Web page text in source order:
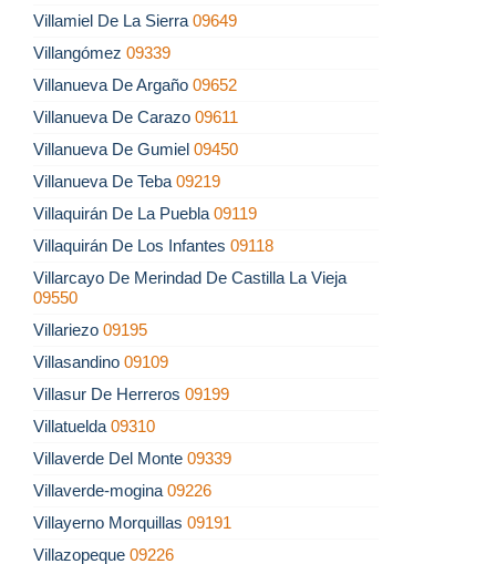
Villamiel De La Sierra 09649
Villangómez 09339
Villanueva De Argaño 09652
Villanueva De Carazo 09611
Villanueva De Gumiel 09450
Villanueva De Teba 09219
Villaquirán De La Puebla 09119
Villaquirán De Los Infantes 09118
Villarcayo De Merindad De Castilla La Vieja
09550
Villariezo 09195
Villasandino 09109
Villasur De Herreros 09199
Villatuelda 09310
Villaverde Del Monte 09339
Villaverde-mogina 09226
Villayerno Morquillas 09191
Villazopeque 09226